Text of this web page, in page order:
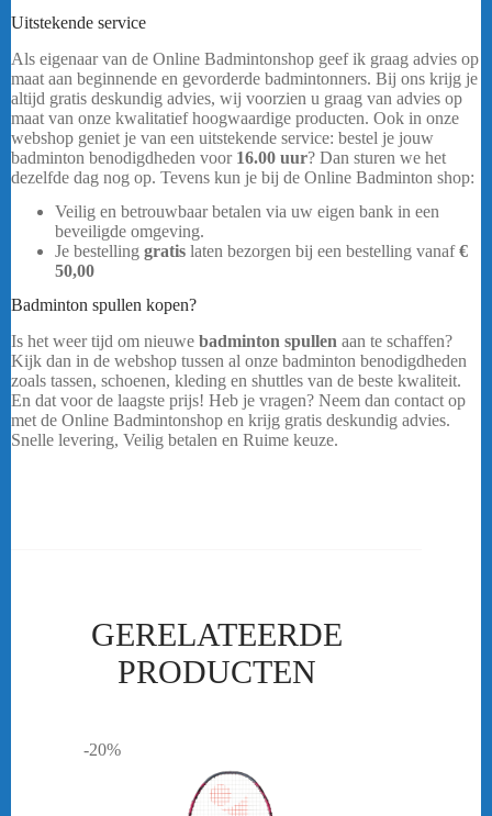
Uitstekende service
Als eigenaar van de Online Badmintonshop geef ik graag advies op
maat aan beginnende en gevorderde badmintonners. Bij ons krijg je
altijd gratis deskundig advies, wij voorzien u graag van advies op
maat van onze kwalitatief hoogwaardige producten. Ook in onze
webshop geniet je van een uitstekende service: bestel je jouw
badminton benodigdheden voor 16.00 uur? Dan sturen we het
dezelfde dag nog op. Tevens kun je bij de Online Badminton shop:
Veilig en betrouwbaar betalen via uw eigen bank in een
beveiligde omgeving.
Je bestelling gratis laten bezorgen bij een bestelling vanaf€
50,00
Badminton spullen kopen?
Is het weer tijd om nieuwe badminton spullen aan te schaffen?
Kijk dan in de webshop tussen al onze badminton benodigdheden
zoals tassen, schoenen, kleding en shuttles van de beste kwaliteit.
En dat voor de laagste prijs! Heb je vragen? Neem dan contact op
met de Online Badmintonshop en krijg gratis deskundig advies.
Snelle levering, Veilig betalen en Ruime keuze.
GERELATEERDE
PRODUCTEN
-20%